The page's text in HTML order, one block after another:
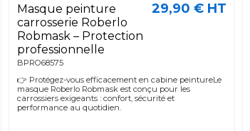
Masque peinture
carrosserie Roberlo
Robmask – Protection
professionnelle
BPRO68575
29,90 € HT
👉 Protégez-vous efficacement en cabine peintureLe
masque Roberlo Robmask est conçu pour les
carrossiers exigeants : confort, sécurité et
performance au quotidien.